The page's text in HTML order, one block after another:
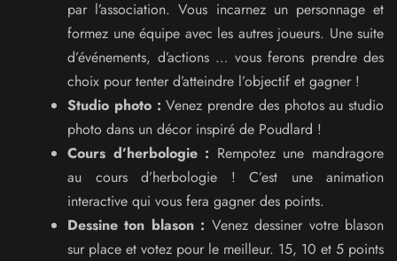
par l’association. Vous incarnez un personnage et
formez une équipe avec les autres joueurs. Une suite
d’événements, d’actions … vous ferons prendre des
choix pour tenter d’atteindre l’objectif et gagner !
Studio photo : Venez prendre des photos au studio
photo dans un décor inspiré de Poudlard !
Cours d’herbologie : Rempotez une mandragore
au cours d’herbologie ! C’est une animation
interactive qui vous fera gagner des points.
Dessine ton blason : Venez dessiner votre blason
sur place et votez pour le meilleur. 15, 10 et 5 points